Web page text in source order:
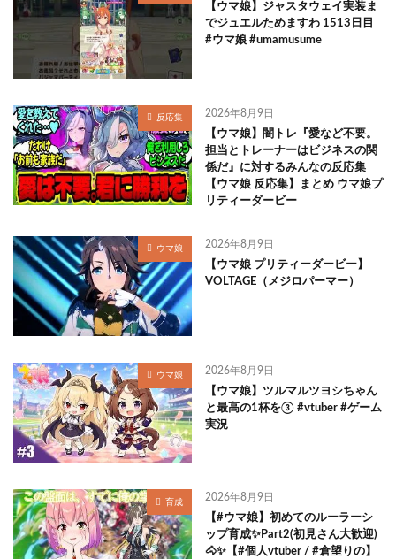
【ウマ娘】ジャスタウェイ実装ま
でジュエルためますわ 1513日目
#ウマ娘 #umamusume
反応集 2026年8月9日
【ウマ娘】闇トレ『愛など不要。
担当とトレーナーはビジネスの関
係だ』に対するみんなの反応集
【ウマ娘 反応集】まとめ ウマ娘プ
リティーダービー
ウマ娘 2026年8月9日
【ウマ娘 プリティーダービー】
VOLTAGE（メジロパーマー）
ウマ娘 2026年8月9日
【ウマ娘】ツルマルツヨシちゃん
と最高の1杯を③ #vtuber #ゲーム
実況
育成 2026年8月9日
【#ウマ娘】初めてのルーラーシ
ップ育成✨Part2(初見さん大歓迎)
🐴✨【#個人vtuber / #倉望りの】